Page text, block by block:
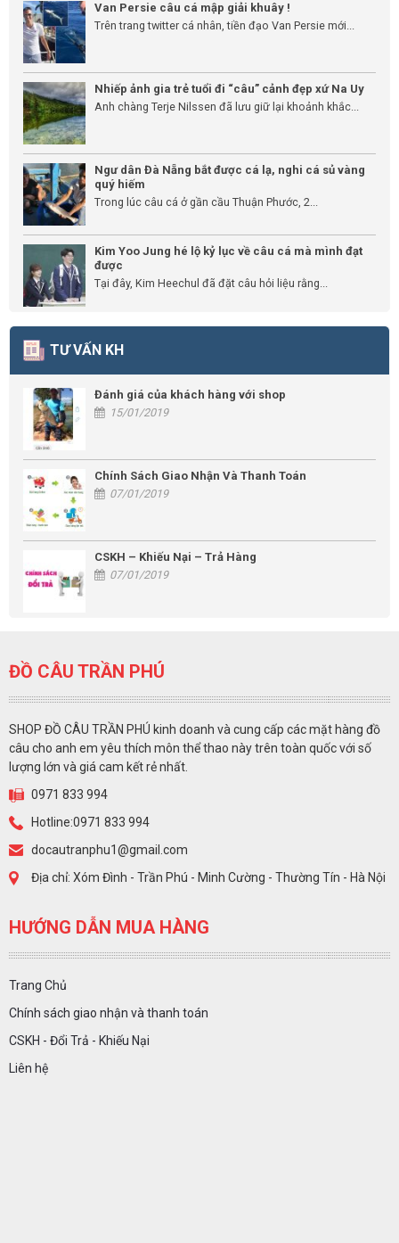
Van Persie câu cá mập giải khuây !
Trên trang twitter cá nhân, tiền đạo Van Persie mới...
Nhiếp ảnh gia trẻ tuổi đi “câu” cảnh đẹp xứ Na Uy
Anh chàng Terje Nilssen đã lưu giữ lại khoảnh khắc...
Ngư dân Đà Nẵng bắt được cá lạ, nghi cá sủ vàng
quý hiếm
Trong lúc câu cá ở gần cầu Thuận Phước, 2...
Kim Yoo Jung hé lộ kỷ lục về câu cá mà mình đạt
được
Tại đây, Kim Heechul đã đặt câu hỏi liệu rằng...
TƯ VẤN KH
Đánh giá của khách hàng với shop
15/01/2019
Chính Sách Giao Nhận Và Thanh Toán
07/01/2019
CSKH – Khiếu Nại – Trả Hàng
07/01/2019
ĐỒ CÂU TRẦN PHÚ
SHOP ĐỒ CÂU TRẦN PHÚ kinh doanh và cung cấp các mặt hàng đồ
câu cho anh em yêu thích môn thể thao này trên toàn quốc với số
lượng lớn và giá cam kết rẻ nhất.
0971 833 994
Hotline:0971 833 994
docautranphu1@gmail.com
Địa chỉ: Xóm Đình - Trần Phú - Minh Cường - Thường Tín - Hà Nội
HƯỚNG DẪN MUA HÀNG
Trang Chủ
Chính sách giao nhận và thanh toán
CSKH - Đổi Trả - Khiếu Nại
Liên hệ